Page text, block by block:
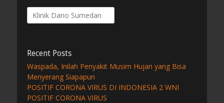
Search
for:
Recent Posts
Waspada, Inilah Penyakit Musim Hujan yang Bisa
Menyerang Siapapun
POSITIF CORONA VIRUS DI INDONESIA 2 WNI
POSITIF CORONA VIRUS